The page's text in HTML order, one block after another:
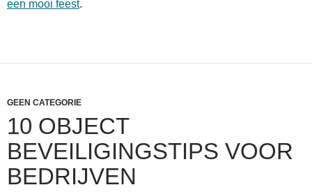
een mooi feest.
GEEN CATEGORIE
10 OBJECT
BEVEILIGINGSTIPS VOOR
BEDRIJVEN